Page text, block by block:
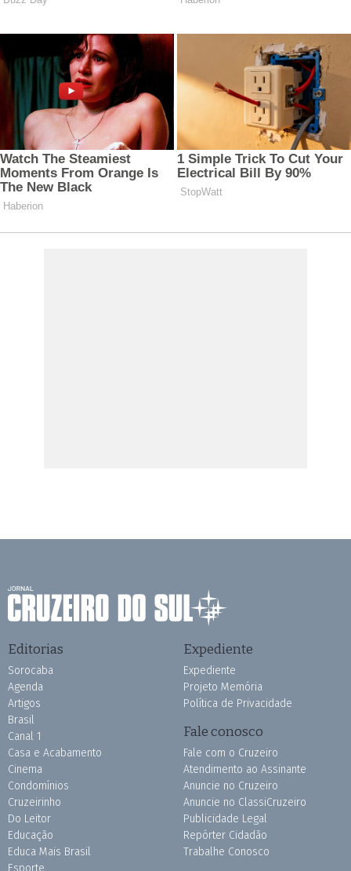
Editorias
Sorocaba
Agenda
Artigos
Brasil
Canal 1
Casa e Acabamento
Cinema
Condomínios
Cruzeirinho
Do Leitor
Educação
Educa Mais Brasil
Esporte
Expediente
Expediente
Projeto Memória
Política de Privacidade
Fale conosco
Fale com o Cruzeiro
Atendimento ao Assinante
Anuncie no Cruzeiro
Anuncie no ClassiCruzeiro
Publicidade Legal
Repórter Cidadão
Trabalhe Conosco